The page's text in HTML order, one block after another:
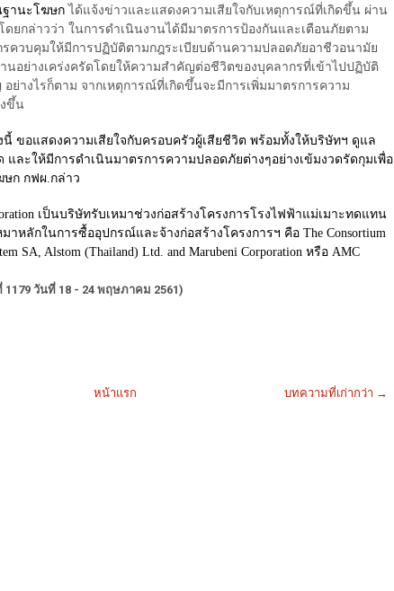
ฐานะโฆษก ได้แจ้งข่าวและแสดงความเสียใจกับเหตุการณ์ที่เกิดขึ้น ผ่าน
ดยกล่าวว่า ในการดำเนินงานได้มีมาตรการป้องกันและเตือนภัยตาม
ควบคุมให้มีการปฏิบัติตามกฎระเบียบด้านความปลอดภัยอาชีวอนามัย
นอย่างเคร่งครัดโดยให้ความสำคัญต่อชีวิตของบุคลากรที่เข้าไปปฏิบัติ
ย่างไรก็ตาม จากเหตุการณ์ที่เกิดขึ้นจะมีการเพิ่มมาตรการความ
ขึ้น
ขอแสดงความเสียใจกับครอบครัวผู้เสียชีวิต พร้อมทั้งให้บริษัทฯ ดูแล
และให้มีการดำเนินมาตรการความปลอดภัยต่างๆอย่างเข้มงวดรัดกุมเพื่อ
ษก กฟผ.กล่าว
เป็นบริษัทรับเหมาช่วงก่อสร้างโครงการโรงไฟฟ้าแม่เมาะทดแทน
มาหลักในการซื้ออุปกรณ์และจ้างก่อสร้างโครงการฯ คือ The Consortium
SA, Alstom (Thailand) Ltd. and Marubeni Corporation หรือ AMC
วันที่ 18 - 24 พฤษภาคม 2561)
บทความที่เก่ากว่า →
หน้าแรก